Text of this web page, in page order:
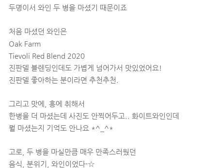
두명이서 와인 두 병을 마셨기 때문이죠
처음 마셨던 와인은
Oak Farm
Tievoli Red Blend 2020
진판델 블렌딩인데도 가볍게 넘어가서 맛있었어요!
진판델 좋아하는 분이라면 추천추천.
그리고 맛에, 흥에 취해서
한병을 더 마셨는데 사진도 안찍어두고.. 화이트와인인데
뭘 마셨는지 기억도 안나요 *^_^*
고로, 두 병을 마실만큼 매우 만족스러웠던
음식, 분위기, 와인이었다-☆